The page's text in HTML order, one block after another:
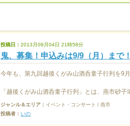
投稿日： 2013月09月04日 21時58分
鬼、募集！申込みは9/9（月）まで
今年も、第九回越後くがみ山酒呑童子行列を9
「越後くがみ山酒呑童子行列」とは、燕市砂子
ジャンル＆エリア： イベント・コンサート / 燕市
投稿者： いの